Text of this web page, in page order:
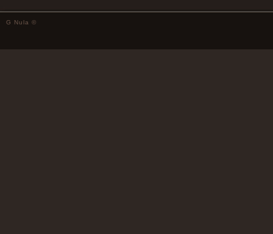
G Nula ©